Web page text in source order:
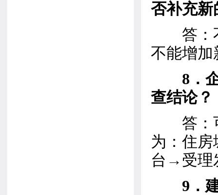
否补充新
答：不
不能增加
8．
查结论？
答：可
为：住房
台→受理
9．